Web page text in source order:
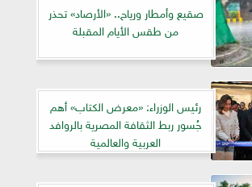
صقيع وأمطار ورياح.. «الأرصاد» تحذر
من طقس الأيام المقبلة
رئيس الوزراء: «معرض الكتاب» أهم
جُسور ربط الثقافة المصرية بالروافد
العربية والعالمية